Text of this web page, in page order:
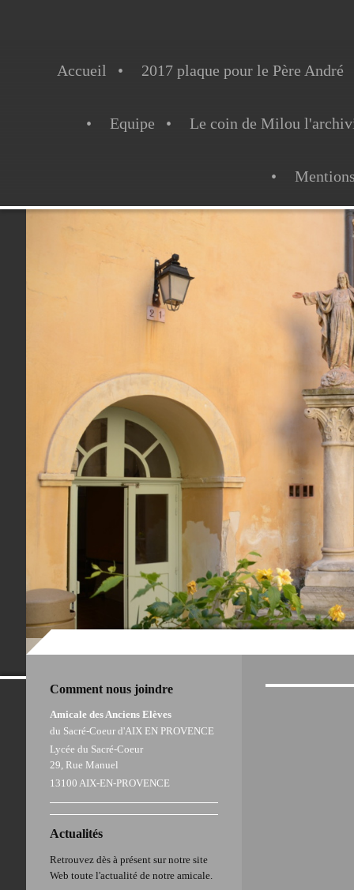
Accueil 2017 plaque pour le Père André
Equipe Le coin de Milou
Amicale des Anciens
Comment nous joindre
Amicale des Anciens Elèves
du Sacré-Coeur d'AIX EN PROVENCE
Lycée du Sacré-Coeur
29, Rue Manuel
13100 AIX-EN-PROVENCE
Actualités
Retrouvez dès à présent sur notre site
Web toute l'actualité de notre amicale.